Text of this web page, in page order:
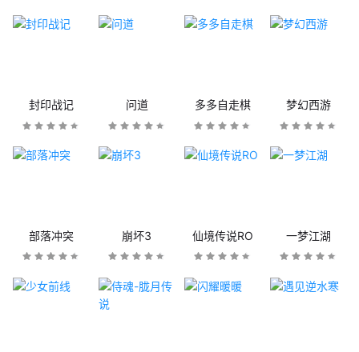
封印战记 问道 多多自走棋 梦幻西游
部落冲突 崩坏3 仙境传说RO 一梦江湖